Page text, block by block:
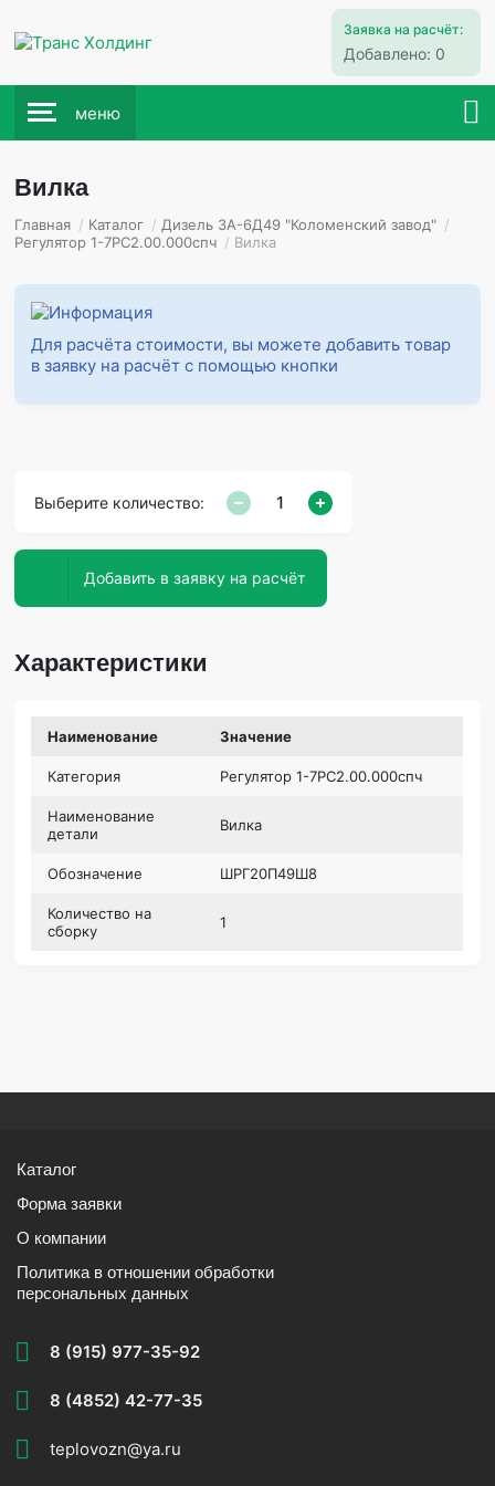
Заявка на расчёт:
Добавлено: 0
меню
Вилка
Главная / Каталог / Дизель 3А-6Д49 "Коломенский завод" /
Регулятор 1-7РС2.00.000спч / Вилка
Для расчёта стоимости, вы можете добавить товар
в заявку на расчёт с помощью кнопки
Выберите количество:
Добавить в заявку на расчёт
Характеристики
Наименование Значение
Категория Регулятор 1-7РС2.00.000спч
Наименование
детали
Вилка
Обозначение ШРГ20П49Ш8
Количество на
сборку
1
Каталог
Форма заявки
О компании
Политика в отношении обработки
персональных данных
8 (915) 977-35-92
8 (4852) 42-77-35
teplovozn@ya.ru